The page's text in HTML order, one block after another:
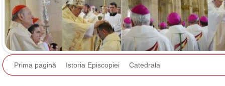
Prima pagină Istoria Episcopiei Catedrala